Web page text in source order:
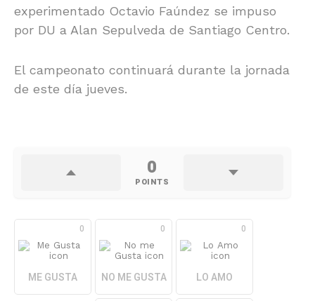
experimentado Octavio Faúndez se impuso
por DU a Alan Sepulveda de Santiago Centro.
El campeonato continuará durante la jornada
de este día jueves.
0
POINTS
0
ME GUSTA
0
NO ME GUSTA
0
LO AMO